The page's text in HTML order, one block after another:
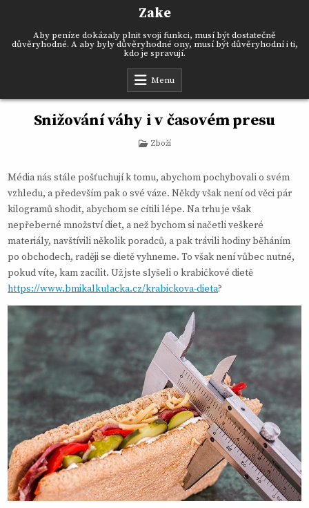
Zake
Aby peníze dokázaly plnit svoji funkci, musí být dostatečně
důvěryhodné. A aby byly důvěryhodné ony, musí být důvěryhodní i ti,
kdo je spravují.
Menu
Snižování váhy i v časovém presu
Posted
Zboží
Média nás stále pošťuchují k tomu, abychom pochybovali o svém
vzhledu, a především pak o své váze. Někdy však není od věci pár
kilogramů shodit, abychom se cítili lépe. Na trhu je však
nepřeberné množství diet, a než bychom si načetli veškeré
materiály, navštívili několik poradců, a pak trávili hodiny běháním
po obchodech, raději se dietě vyhneme. To však není vůbec nutné,
pokud víte, kam zacílit. Už jste slyšeli o krabičkové dietě
https://www.bmikalkulacka.cz/krabickova-dieta?